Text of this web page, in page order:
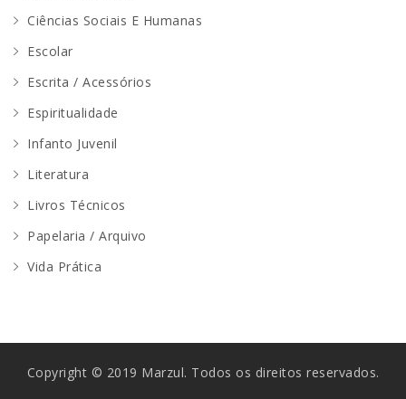
Ciências Sociais E Humanas
Escolar
Escrita / Acessórios
Espiritualidade
Infanto Juvenil
Literatura
Livros Técnicos
Papelaria / Arquivo
Vida Prática
Copyright © 2019 Marzul. Todos os direitos reservados.